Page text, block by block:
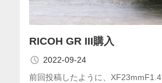
RICOH GR III購入
2022-09-24
前回投稿したように、